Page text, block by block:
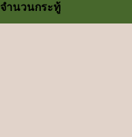
จำนวนกระทู้